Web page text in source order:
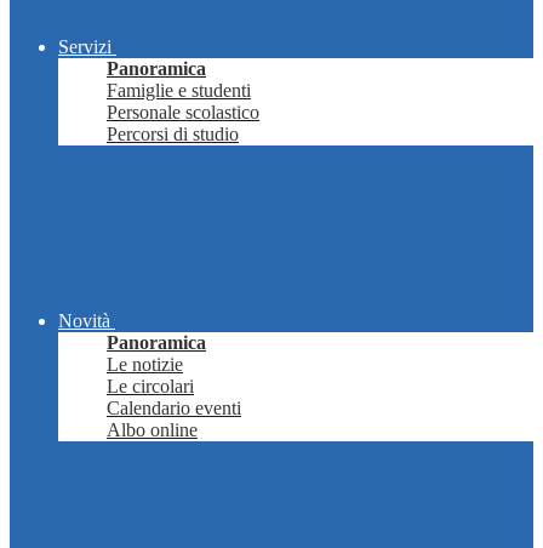
Servizi
Panoramica
Famiglie e studenti
Personale scolastico
Percorsi di studio
Novità
Panoramica
Le notizie
Le circolari
Calendario eventi
Albo online